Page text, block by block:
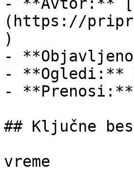
(https://
)
-
- **Ogledi:**
- **Prenosi:**
## Ključne
vreme